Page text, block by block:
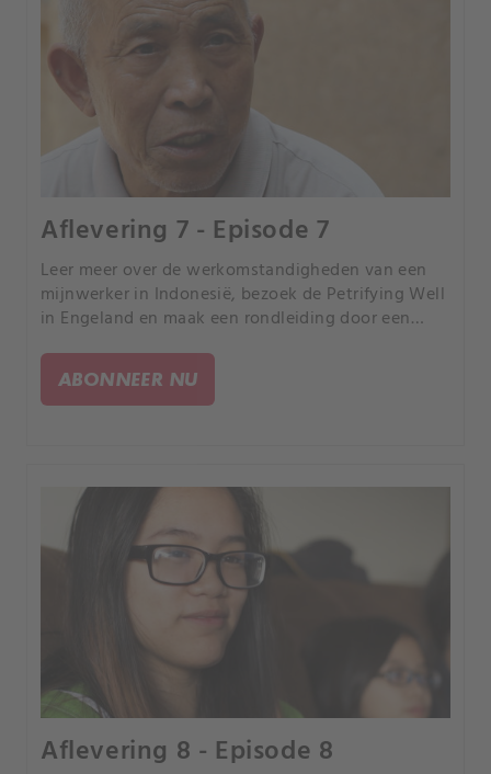
Aflevering 7 - Episode 7
Leer meer over de werkomstandigheden van een
mijnwerker in Indonesië, bezoek de Petrifying Well
in Engeland en maak een rondleiding door een
grond zijn.
ABONNEER NU
Aflevering 8 - Episode 8